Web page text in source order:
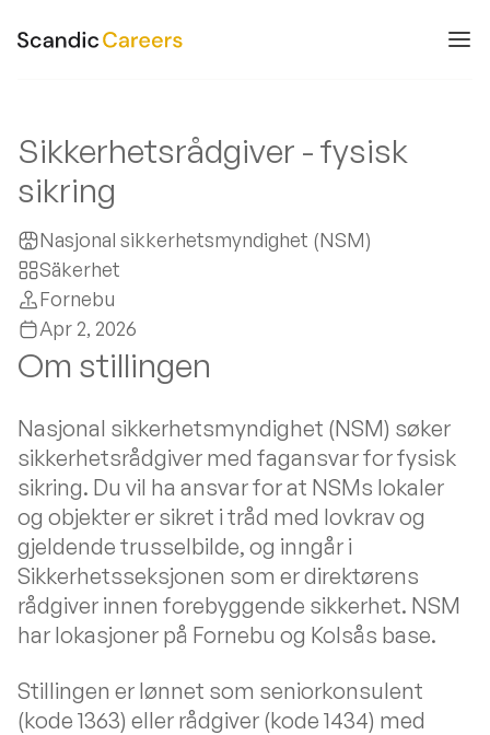
Sikkerhetsrådgiver - fysisk
sikring
Nasjonal sikkerhetsmyndighet (NSM)
Säkerhet
Fornebu
Apr 2, 2026
Om stillingen
Nasjonal sikkerhetsmyndighet (NSM) søker
sikkerhetsrådgiver med fagansvar for fysisk
sikring. Du vil ha ansvar for at NSMs lokaler
og objekter er sikret i tråd med lovkrav og
gjeldende trusselbilde, og inngår i
Sikkerhetsseksjonen som er direktørens
rådgiver innen forebyggende sikkerhet. NSM
har lokasjoner på Fornebu og Kolsås base.
Stillingen er lønnet som seniorkonsulent
(kode 1363) eller rådgiver (kode 1434) med